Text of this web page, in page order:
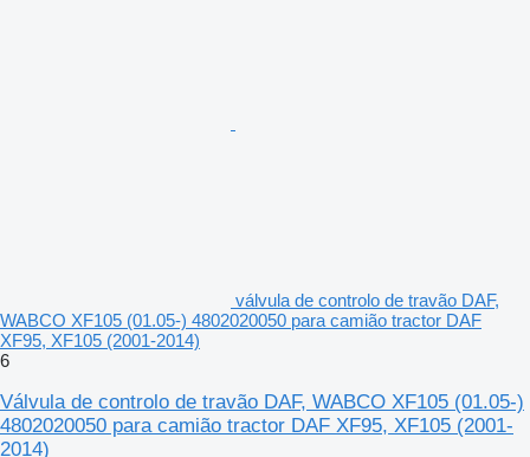
válvula de controlo de travão DAF,
WABCO XF105 (01.05-) 4802020050 para camião tractor DAF
XF95, XF105 (2001-2014)
6
Válvula de controlo de travão DAF, WABCO XF105 (01.05-)
4802020050 para camião tractor DAF XF95, XF105 (2001-
2014)